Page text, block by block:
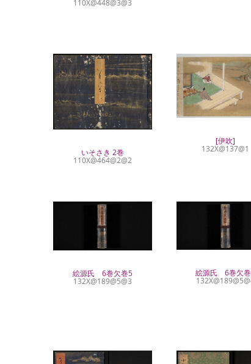
110X@448@3@3
いそさき 2巻
110X@464@2@2
[伊吹]
132X@137@1
絵源氏 6巻欠巻5
132X@189@5@3
絵源氏 6巻欠